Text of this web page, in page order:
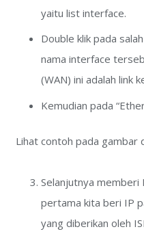
yaitu list interface.
Double klik pada
nama interface
(WAN) ini adalah link
Kemudian pada
Lihat contoh pada gambar
Selanjutnya
pertama kita beri IP
yang diberikan oleh